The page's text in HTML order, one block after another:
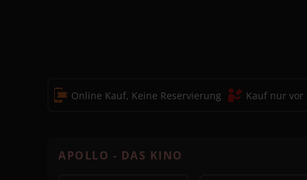
Online Kauf, Keine Reservierung Kauf nur vor
APOLLO - DAS KINO